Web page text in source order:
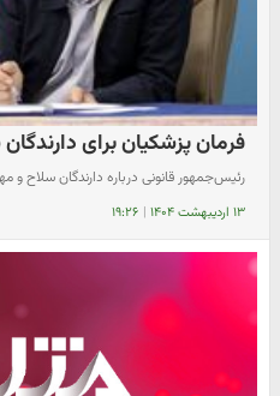
فرمان پزشکیان برای
رئیس‌جمهور قانونی درباره دارندگان سلاح و
۱۳ اردیبهشت ۱۴۰۴ | ۱۹:۲۶